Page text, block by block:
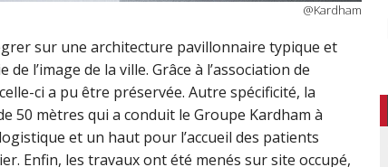
@Kardham
sur une architecture pavillonnaire typique et
l’image de la ville. Grâce à l’association de
ci a pu être préservée. Autre spécificité, la
50 mètres qui a conduit le Groupe Kardham à
et un haut pour l’accueil des patients
Enfin, les travaux ont été menés sur site occupé,